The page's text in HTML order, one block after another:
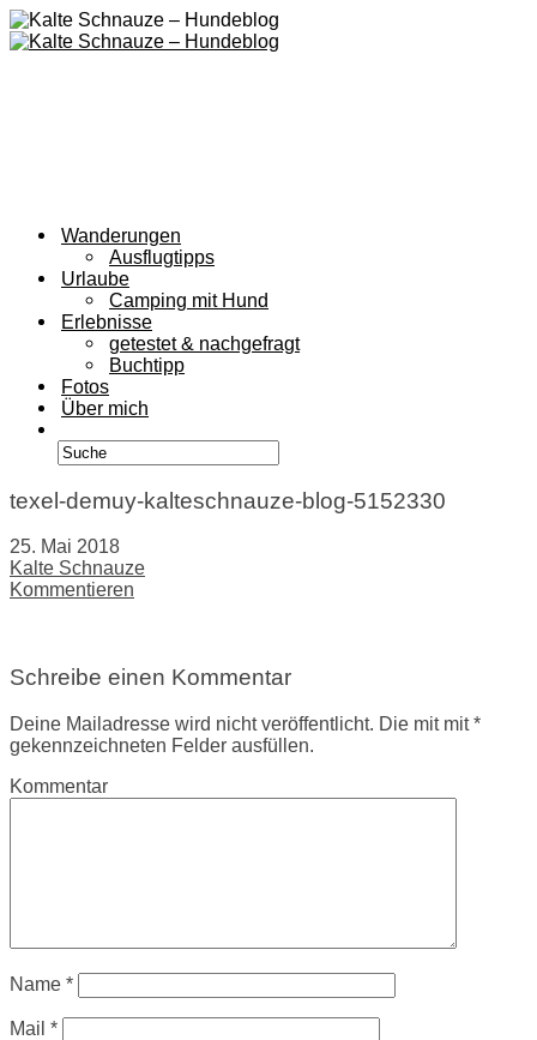
Wanderungen
Ausflugtipps
Urlaube
Camping mit Hund
Erlebnisse
getestet & nachgefragt
Buchtipp
Fotos
Über mich
texel-demuy-kalteschnauze-blog-5152330
25. Mai 2018
Kalte Schnauze
Kommentieren
Schreibe einen Kommentar
Deine Mailadresse wird nicht veröffentlicht. Die mit mit *
gekennzeichneten Felder ausfüllen.
Kommentar
Name *
Mail *